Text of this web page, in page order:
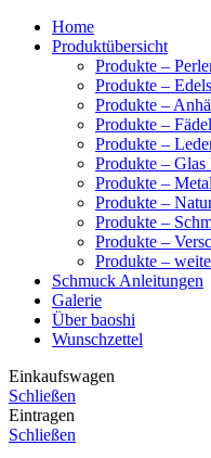
Home
Produktübersicht
Produkte –
Produkte –
Produkte –
Produkte –
Produkte –
Produkte – Glas
Produkte –
Produkte –
Produkte –
Produkte –
Produkte –
Schmuck Anleitungen
Galerie
Über baoshi
Wunschzettel
Einkaufswagen
Schließen
Eintragen
Schließen